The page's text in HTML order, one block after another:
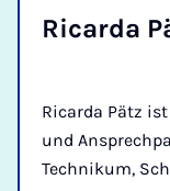
Ri­carda
Ricarda Pätz
und
Technikum,